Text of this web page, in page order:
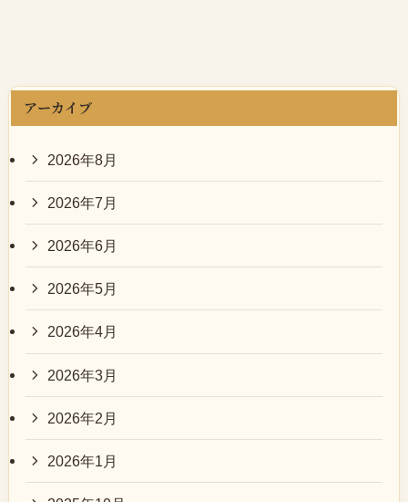
アーカイブ
2026年8月
2026年7月
2026年6月
2026年5月
2026年4月
2026年3月
2026年2月
2026年1月